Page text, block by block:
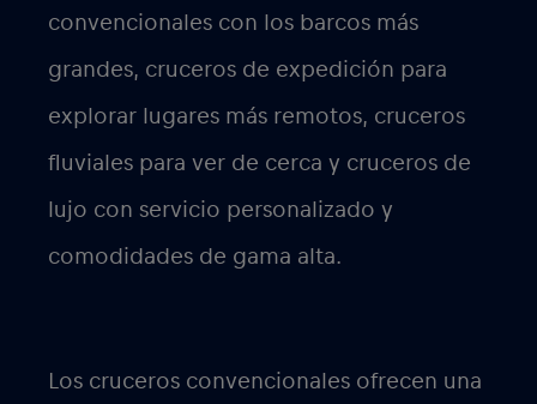
convencionales con los barcos más
grandes, cruceros de expedición para
explorar lugares más remotos, cruceros
fluviales para ver de cerca y cruceros de
lujo con servicio personalizado y
comodidades de gama alta.
Los cruceros convencionales ofrecen una